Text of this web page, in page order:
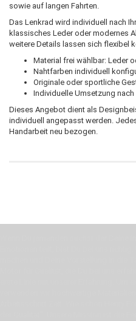
sowie auf langen Fahrten.
Das Lenkrad wird individuell nach
klassisches Leder oder modernes
weitere Details lassen sich flexibel
Material frei wählbar: Leder
Nahtfarben individuell
Originale oder sportliche
Individuelle Umsetzung
Dieses Angebot dient als
individuell angepasst werden.
Handarbeit neu bezogen.